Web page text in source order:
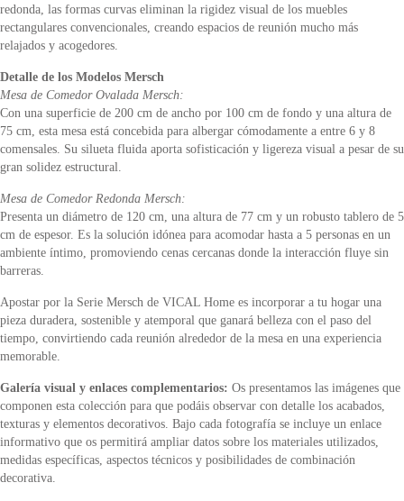
redonda, las formas curvas eliminan la rigidez visual de los muebles
rectangulares convencionales, creando espacios de reunión mucho más
relajados y acogedores.
Detalle de los Modelos Mersch
Mesa de Comedor Ovalada Mersch:
Con una superficie de 200 cm de ancho por 100 cm de fondo y una altura de
75 cm, esta mesa está concebida para albergar cómodamente a entre 6 y 8
comensales. Su silueta fluida aporta sofisticación y ligereza visual a pesar de su
gran solidez estructural.
Mesa de Comedor Redonda Mersch:
Presenta un diámetro de 120 cm, una altura de 77 cm y un robusto tablero de 5
cm de espesor. Es la solución idónea para acomodar hasta a 5 personas en un
ambiente íntimo, promoviendo cenas cercanas donde la interacción fluye sin
barreras.
Apostar por la Serie Mersch de VICAL Home es incorporar a tu hogar una
pieza duradera, sostenible y atemporal que ganará belleza con el paso del
tiempo, convirtiendo cada reunión alrededor de la mesa en una experiencia
memorable.
Galería visual y enlaces complementarios: Os presentamos las imágenes que
componen esta colección para que podáis observar con detalle los acabados,
texturas y elementos decorativos. Bajo cada fotografía se incluye un enlace
informativo que os permitirá ampliar datos sobre los materiales utilizados,
medidas específicas, aspectos técnicos y posibilidades de combinación
decorativa.